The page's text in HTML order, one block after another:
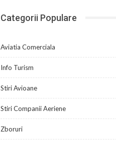
Categorii Populare
Aviatia Comerciala
Info Turism
Stiri Avioane
Stiri Companii Aeriene
Zboruri